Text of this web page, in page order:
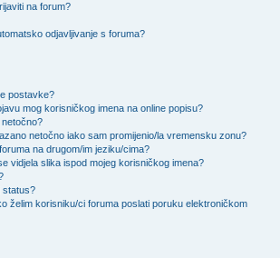
na forum?
odjavljivanje s foruma?
postavke?
mog korisničkog imena na online popisu?
netočno iako sam promijenio/la vremensku zonu?
na drugom/im jeziku/cima?
vidjela slika ispod mojeg korisničkog imena?
status?
želim korisniku/ci foruma poslati poruku elektroničkom